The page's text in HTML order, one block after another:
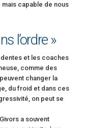
capable de nous
l’ordre »
et les coaches
comme des
changer la
du froid et dans ces
on peut se
a souvent